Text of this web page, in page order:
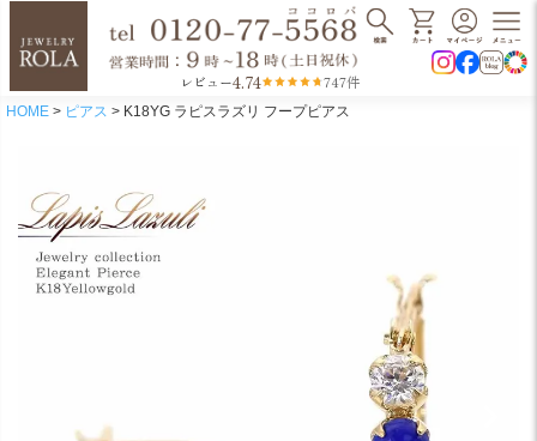
レビュー4.74 747件
HOME ピアス K18YG ラピスラズリ フープピアス